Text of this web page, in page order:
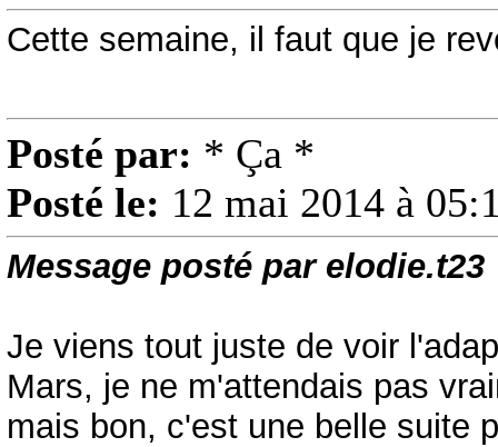
Cette semaine, il faut que je
Posté par: * Ça *
Posté le: 12 mai 2014 à
Message posté par elodie.t23
Je viens tout juste de voir
Mars, je ne m'attendais pas
mais bon, c'est une belle suite